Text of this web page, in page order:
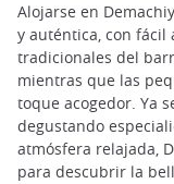
Alojarse en
y auténtica, con fácil
tradicionales del
mientras que las
toque acogedor. Ya
degustando
atmósfera relajada,
para descubrir la